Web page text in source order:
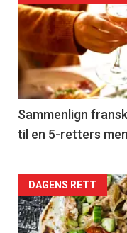
akkurat
nå
-
5
Sammenlign
til en 5-retters
Forsiden
akkurat
DAGENS RETT